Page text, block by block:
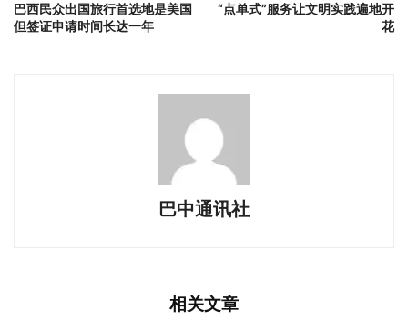
巴西民众出国旅行首选地是美国
但签证申请时间长达一年
“点单式”服务让文明实践遍地开
花
巴中通讯社
相关文章